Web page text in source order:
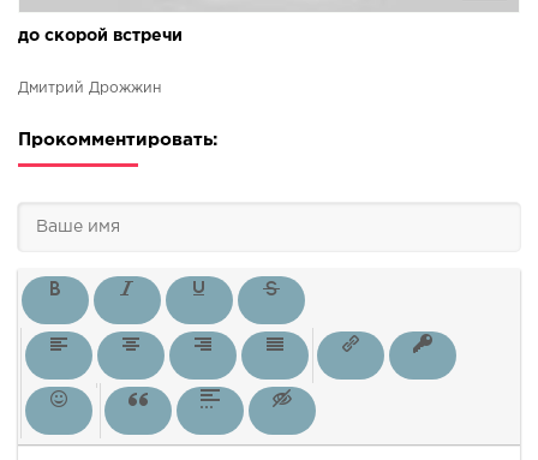
до скорой встречи
Дмитрий Дрожжин
Прокомментировать: